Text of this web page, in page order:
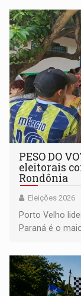
PESO DO
eleitorais
Rondônia
Eleições 2026
Porto Velho
Paraná é o